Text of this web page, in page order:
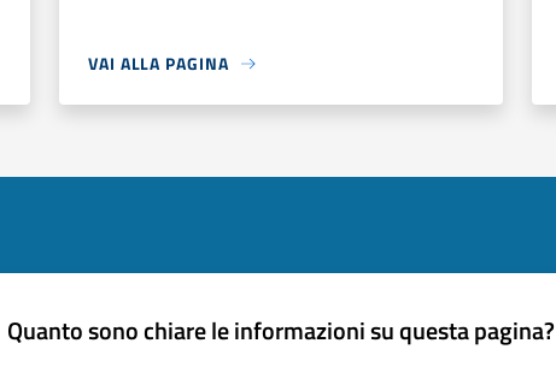
VAI ALLA PAGINA
Quanto sono chiare le informazioni su questa pagina?